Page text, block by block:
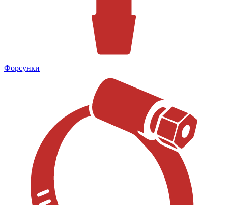
Форсунки